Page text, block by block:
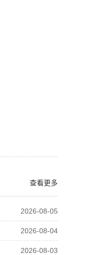
查看更多
2026-08-05
2026-08-04
2026-08-03